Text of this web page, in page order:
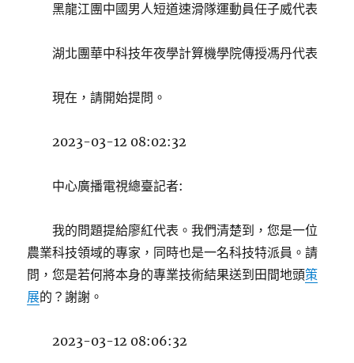
黑龍江團中國男人短道速滑隊運動員任子威代表
湖北團華中科技年夜學計算機學院傳授馮丹代表
現在，請開始提問。
2023-03-12 08:02:32
中心廣播電視總臺記者:
我的問題提給廖紅代表。我們清楚到，您是一位
農業科技領域的專家，同時也是一名科技特派員。請
問，您是若何將本身的專業技術結果送到田間地頭策
展的？謝謝。
2023-03-12 08:06:32